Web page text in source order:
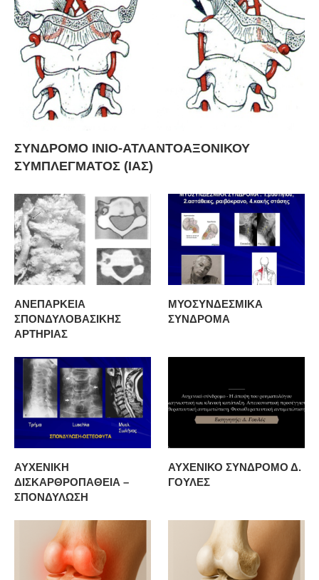
ΣΥΝΔΡΟΜΟ ΙΝΙΟ-ΑΤΛΑΝΤΟΑΞΟΝΙΚΟΥ
ΣΥΜΠΛΕΓΜΑΤΟΣ (ΙΑΣ)
ΑΝΕΠΑΡΚΕΙΑ
ΣΠΟΝΔΥΛΟΒΑΣΙΚΗΣ
ΑΡΤΗΡΙΑΣ
ΜΥΟΣΥΝΔΕΣΜΙΚΑ
ΣΥΝΔΡΟΜΑ
ΑΥΧΕΝΙΚΗ
ΔΙΣΚΑΡΘΡΟΠΑΘΕΙΑ –
ΣΠΟΝΔΥΛΩΣΗ
ΑΥΧΕΝΙΚΟ ΣΥΝΔΡΟΜΟ Δ.
ΓΟΥΛΕΣ